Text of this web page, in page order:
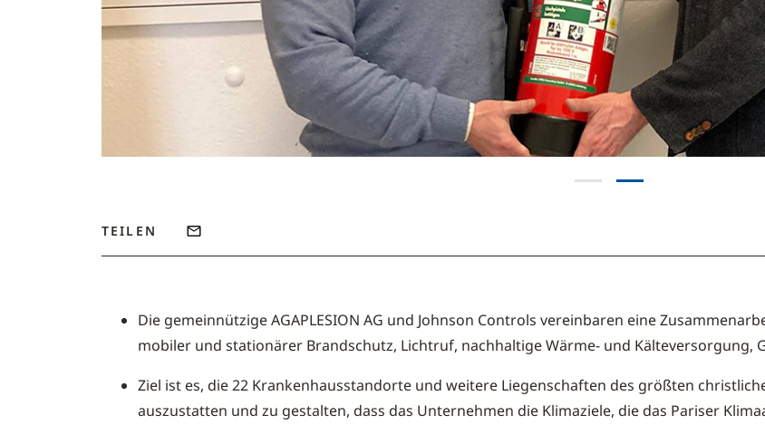
TEILEN
Die gemeinnützige AGAPLESION AG und Johnson Controls vereinbaren eine
mobiler und stationärer Brandschutz, Lichtruf, nachhaltige Wärme- und Kälteversorgung,
Ziel ist es, die 22 Krankenhausstandorte und weitere Liegenschaften des größten
auszustatten und zu gestalten, dass das Unternehmen die Klimaziele, die das Pariser